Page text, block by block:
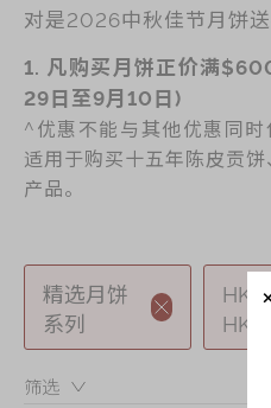
分店网络
商务销售
嫁喜须知
奇华网志
嫁喜礼
手信礼
时令食
奇华
所有产品
对是2026中秋佳节月饼送
1. 凡购买月饼正价满
29日至9月10日)
^优惠不能与其他优惠同
适用于购买十五年陈皮贡
产品。
精选月饼
系列
筛选：